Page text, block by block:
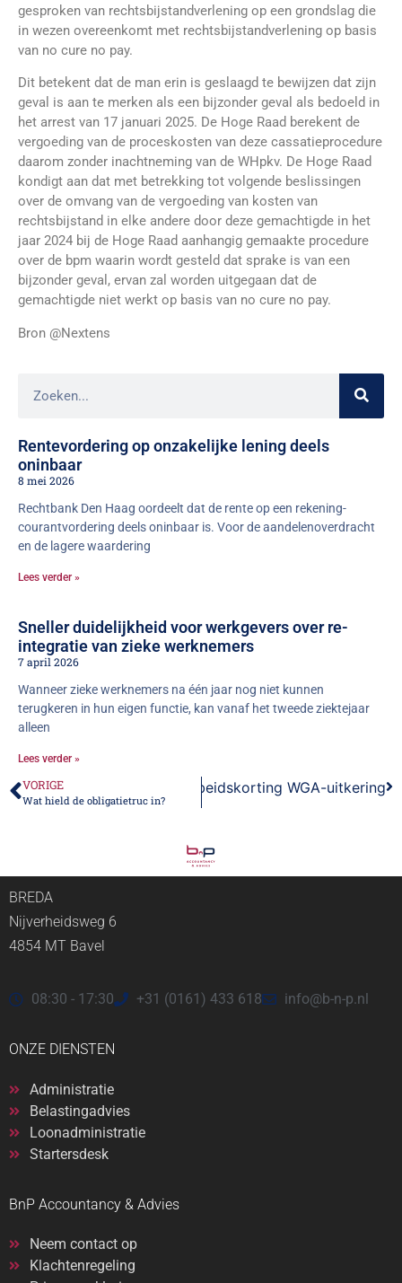
gesproken van rechtsbijstandverlening op een grondslag die
in wezen overeenkomt met rechtsbijstandverlening op basis
van no cure no pay.
Dit betekent dat de man erin is geslaagd te bewijzen dat zijn
geval is aan te merken als een bijzonder geval als bedoeld in
het arrest van 17 januari 2025. De Hoge Raad berekent de
vergoeding van de proceskosten van deze cassatieprocedure
daarom zonder inachtneming van de WHpkv. De Hoge Raad
kondigt aan dat met betrekking tot volgende beslissingen
over de omvang van de vergoeding van kosten van
rechtsbijstand in elke andere door deze gemachtigde in het
jaar 2024 bij de Hoge Raad aanhangig gemaakte procedure
over de bpm waarin wordt gesteld dat sprake is van een
bijzonder geval, ervan zal worden uitgegaan dat de
gemachtigde niet werkt op basis van no cure no pay.
Bron @Nextens
Rentevordering op onzakelijke lening deels
oninbaar
8 mei 2026
Rechtbank Den Haag oordeelt dat de rente op een rekening-
courantvordering deels oninbaar is. Voor de aandelenoverdracht
en de lagere waardering
Lees verder »
Sneller duidelijkheid voor werkgevers over re-
integratie van zieke werknemers
7 april 2026
Wanneer zieke werknemers na één jaar nog niet kunnen
terugkeren in hun eigen functie, kan vanaf het tweede ziektejaar
alleen
Lees verder »
VORIGE
Wat hield de obligatietruc in?
voor discriminatie bij arbeidskorting WGA-uitkering
BREDA
Nijverheidsweg 6
4854 MT Bavel
08:30 - 17:30 +31 (0161) 433 618 info@b-n-p.nl
ONZE DIENSTEN
Administratie
Belastingadvies
Loonadministratie
Startersdesk
BnP Accountancy & Advies
Neem contact op
Klachtenregeling